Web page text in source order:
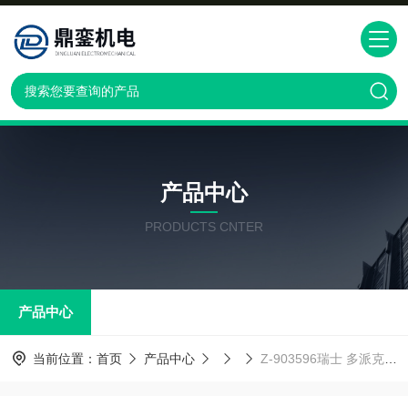
产品中心
PRODUCTS CNTER
产品中心
当前位置： 首页 产品中心 Z-903596瑞士 多派克隔膜阀DOPAG Z-903596